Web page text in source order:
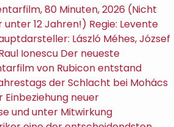
80 Minuten, 2026 (Nicht
12 Jahren!) Regie: Levente
László Méhes, József
Ionescu Der neueste
von Rubicon entstand
der Schlacht bei Mohács
neuer
und unter Mitwirkung